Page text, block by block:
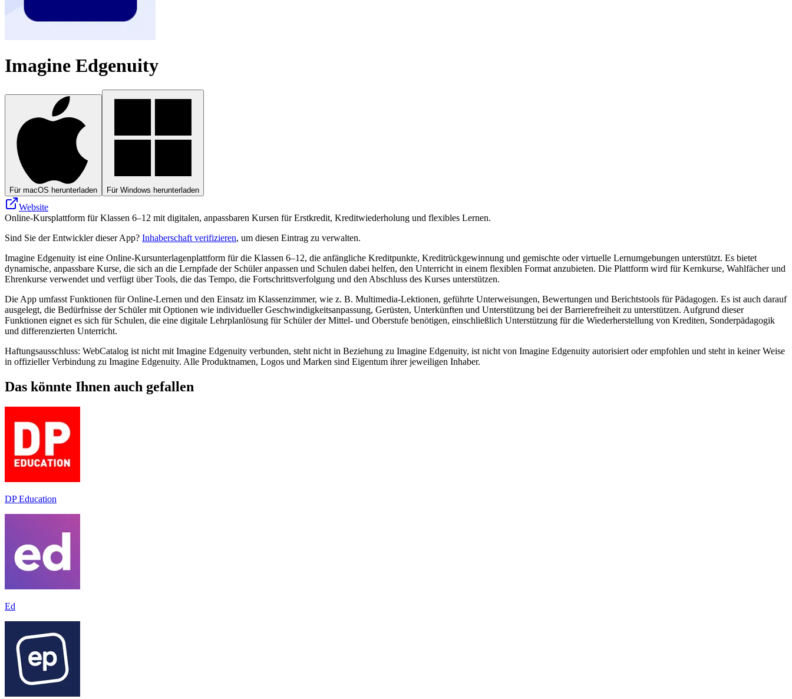
Imagine Edgenuity
Für macOS herunterladen Für Windows herunterladen
Website
Online-Kursplattform für Klassen 6–12 mit digitalen, anpassbaren Kursen für Erstkredit, Kreditwiederholung und flexibles Lernen.
Sind Sie der Entwickler dieser App? Inhaberschaft verifizieren, um diesen Eintrag zu verwalten.
Imagine Edgenuity ist eine Online-Kursunterlagenplattform für die Klassen 6–12, die anfängliche Kreditpunkte, Kreditrückgewinnung und gemischte oder virtuelle Lernumgebungen unterstützt. Es bietet
dynamische, anpassbare Kurse, die sich an die Lernpfade der Schüler anpassen und Schulen dabei helfen, den Unterricht in einem flexiblen Format anzubieten. Die Plattform wird für Kernkurse, Wahlfächer und
Ehrenkurse verwendet und verfügt über Tools, die das Tempo, die Fortschrittsverfolgung und den Abschluss des Kurses unterstützen.
Die App umfasst Funktionen für Online-Lernen und den Einsatz im Klassenzimmer, wie z. B. Multimedia-Lektionen, geführte Unterweisungen, Bewertungen und Berichtstools für Pädagogen. Es ist auch darauf
ausgelegt, die Bedürfnisse der Schüler mit Optionen wie individueller Geschwindigkeitsanpassung, Gerüsten, Unterkünften und Unterstützung bei der Barrierefreiheit zu unterstützen. Aufgrund dieser
Funktionen eignet es sich für Schulen, die eine digitale Lehrplanlösung für Schüler der Mittel- und Oberstufe benötigen, einschließlich Unterstützung für die Wiederherstellung von Krediten, Sonderpädagogik
und differenzierten Unterricht.
Haftungsausschluss: WebCatalog ist nicht mit Imagine Edgenuity verbunden, steht nicht in Beziehung zu Imagine Edgenuity, ist nicht von Imagine Edgenuity autorisiert oder empfohlen und steht in keiner Weise
in offizieller Verbindung zu Imagine Edgenuity. Alle Produktnamen, Logos und Marken sind Eigentum ihrer jeweiligen Inhaber.
Das könnte Ihnen auch gefallen
DP Education
Ed